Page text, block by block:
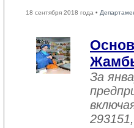
18 сентября 2018 года •
За